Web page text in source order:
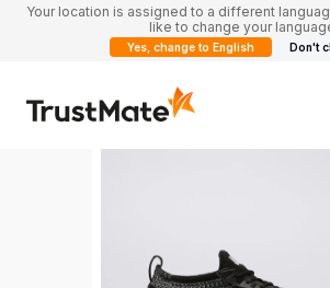
Your location is assigned to a different
like to change your
Yes, change to English Don't